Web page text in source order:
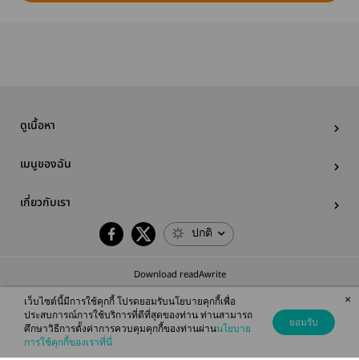
ดูเนื้อหา
เมนูของฉัน
เกี่ยวกับเรา
ปกติ
Download readAwrite
© 2026 readAwrite.com by MEB Corporation Public Company Limited
This site is protected by reCAPTCHA and the Google
เว็บไซต์นี้มีการใช้คุกกี้ โปรดยอมรับนโยบายคุกกี้เพื่อ
ประสบการณ์การใช้บริการที่ดีที่สุดของท่าน ท่านสามารถ
ศึกษาวิธีการตั้งค่าการควบคุมคุกกี้ของท่านผ่านนโยบาย
การใช้คุกกี้ของเราที่นี่
ยอมรับ
×